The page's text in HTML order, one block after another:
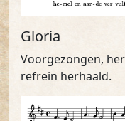
Gloria
Voorgezongen,
refrein herhaald.